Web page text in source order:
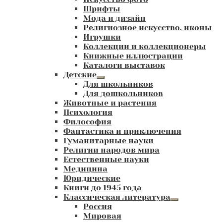
Шрифты
Мода и дизайн
Религиозное искусство, иконы
Игрушки
Коллекции и коллекционеры
Книжные иллюстрации
Каталоги выставок
Детские
Развернутое
вложенное
меню
Для школьников
Для дошкольников
Животные и растения
Психология
Философия
Фантастика и приключения
Гуманитарные науки
Религии народов мира
Естественные науки
Медицина
Юридические
Книги до 1945 года
Классическая литература
Развернутое
Россия
Мировая